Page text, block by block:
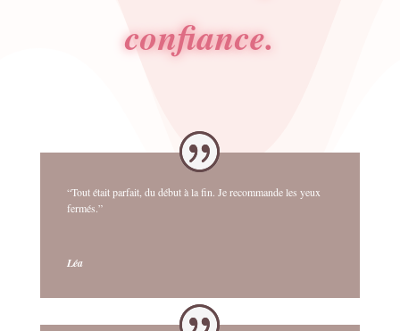
confiance.
“Tout était parfait, du début à la fin. Je recommande les yeux
fermés.”
Léa